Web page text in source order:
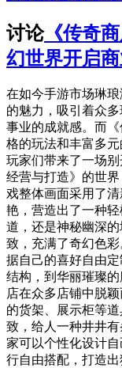
讨论《传奇
幻世界开启
在如今手游市场琳
的魅力，吸引着众
事业的成就感。而
格的玩法和丰富多
玩家们带来了一场
经营与打造》的世
戏整体画面采用了
艳，营造出了一种
道，还是神秘幽深
致，充满了奇幻色
据自己的喜好自由
结构，到华丽璀璨
店在众多店铺中脱
的货架、展示柜等
致，给人一种井井
家可以个性化设计
行自由搭配，打造